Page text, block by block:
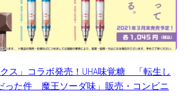
クス」コラボ発売！UHA味覚糖 「転生し
った件 魔王ソーダ味」販売・コンビニ